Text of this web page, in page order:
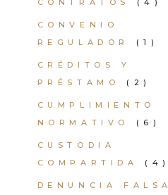
CONTRATOS (4)
CONVENIO
REGULADOR
(1)
CRÉDITOS Y
PRÉSTAMO
(2)
CUMPLIMIENTO
NORMATIVO
(6)
CUSTODIA
COMPARTIDA
(4)
DENUNCIA FALSA